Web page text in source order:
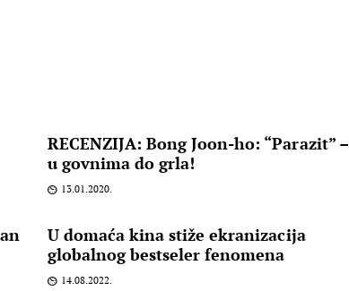
RECENZIJA: Bong Joon-ho: “Parazit” –
u govnima do grla!
13.01.2020.
U domaća kina stiže ekranizacija
globalnog bestseler fenomena
14.08.2022.